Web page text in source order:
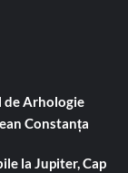
de Arhologie
Constanța
la Jupiter, Cap